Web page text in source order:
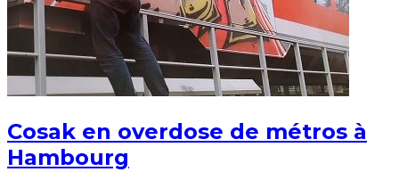
Cosak en overdose de métros à
Hambourg